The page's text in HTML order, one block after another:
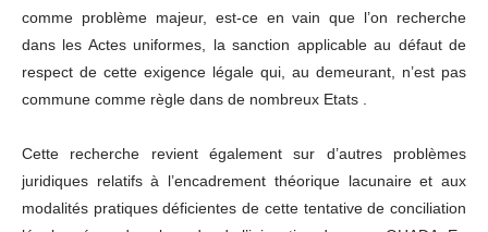
comme problème majeur, est-ce en vain que l’on recherche
dans les Actes uniformes, la sanction applicable au défaut de
respect de cette exigence légale qui, au demeurant, n’est pas
commune comme règle dans de nombreux Etats .
Cette recherche revient également sur d’autres problèmes
juridiques relatifs à l’encadrement théorique lacunaire et aux
modalités pratiques déficientes de cette tentative de conciliation